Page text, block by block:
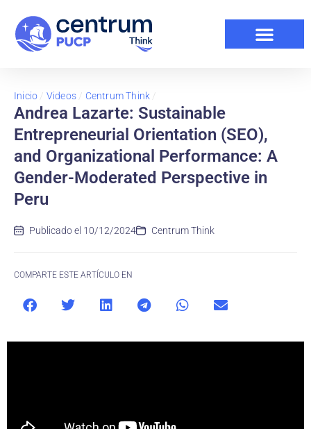
Inicio / Videos / Centrum Think /
Andrea Lazarte: Sustainable
Entrepreneurial Orientation (SEO),
and Organizational Performance: A
Gender-Moderated Perspective in
Peru
Publicado el 10/12/2024 Centrum Think
COMPARTE ESTE ARTÍCULO EN